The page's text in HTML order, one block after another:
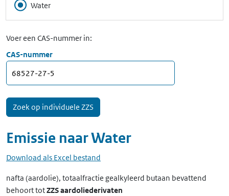
Water
Voer een CAS-nummer in:
CAS-nummer
Emissie naarWater
Download als Excel bestand
nafta (aardolie), totaalfractie gealkyleerd butaan bevattend
behoort totZZS aardoliederivaten